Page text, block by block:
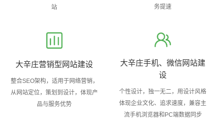
站
务提速
大辛庄营销型网站建设
整合SEO架构，适用于网络营销，
从网站定位，策划到设计，体现产
品与服务优势
大辛庄手机、微信网站建
设
个性设计，独一无二，用设计风格
体现企业文化、追求速度，兼容主
流手机浏览器和PC端数据同步